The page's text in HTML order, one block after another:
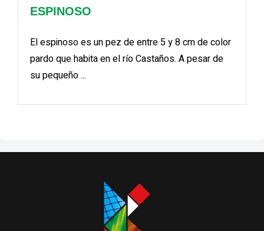
ESPINOSO
El espinoso es un pez de entre 5 y 8 cm de color
pardo que habita en el río Castaños. A pesar de
su pequeño ...